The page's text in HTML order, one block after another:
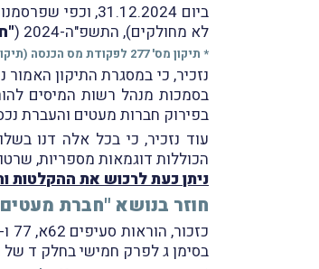
לא מחולקים), התשפ"ה-2024 (
* תיקון מס' 277 לפקודת מס הכנסה (תיקון עקיף).
בפירוק חברות מעטים והעברת
הכוללות דוגמאות מספריות,
ניתן כעת לרכוש את ההקלטות
חוזר בנושא "חברת
כזכור, הוראות סעיפים 62א, 77 ו-81א-ו לפקודת מס הכנסה כמו גם הוראת-השעה מתייחסות ל
בסימן ג לפרק חמישי בחלק ד